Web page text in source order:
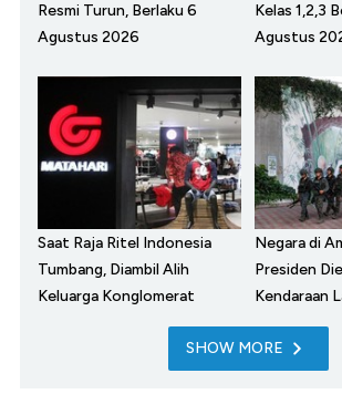
Resmi Turun, Berlaku 6
Agustus 2026
Kelas 1,2,3
Agustus
Saat Raja Ritel Indonesia
Tumbang, Diambil Alih
Keluarga Konglomerat
Negara di
Presiden
Kendaraan
SHOW MORE